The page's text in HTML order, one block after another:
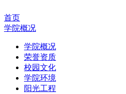
首页
学院概况
学院概况
荣誉资质
校园文化
学院环境
阳光工程